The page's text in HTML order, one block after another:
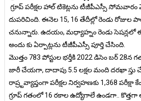
గ్రూప్ పరీక్షల హాల్ టికెట్లను టీజీపీఎస్సీ
దుపరిచింది. ఈనెల 15, 16 తేదీల్లో రెండు రోజుల
చనున్నారు. ఉదయం, మధ్యాహ్నం రెండు సెషన్లలో ఈ
అందు కు ఏర్పాట్లను టీజీపీఎస్సీ పూర్తి చేసింది.
మొత్తం 783 పోస్టుల భర్తీకి 2022 డిసెం బర్ 28న
జారీ చేయగా, దాదాపు 5.5 లక్షల మంది దరఖా స్తు
రాష్ర్టవ్యాప్తంగా పరీక్షల నిర్వహణకు 1,368 పరీక్షా
గ్రూప్ గతంలో 16 రకాల ఉద్యోగాలే ఉండగా.. కొత్తగా